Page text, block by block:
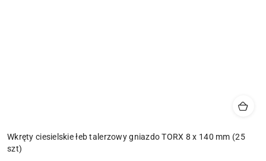
Wkręty ciesielskie łeb talerzowy gniazdo TORX 8 x 140 mm (25
szt)